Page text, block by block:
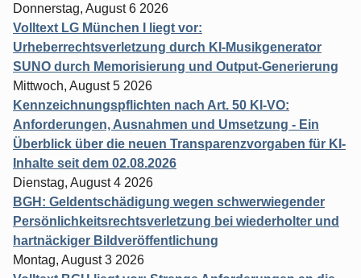
Donnerstag, August 6 2026
Volltext LG München I liegt vor:
Urheberrechtsverletzung durch KI-Musikgenerator
SUNO durch Memorisierung und Output-Generierung
Mittwoch, August 5 2026
Kennzeichnungspflichten nach Art. 50 KI-VO:
Anforderungen, Ausnahmen und Umsetzung - Ein
Überblick über die neuen Transparenzvorgaben für KI-
Inhalte seit dem 02.08.2026
Dienstag, August 4 2026
BGH: Geldentschädigung wegen schwerwiegender
Persönlichkeitsrechtsverletzung bei wiederholter und
hartnäckiger Bildveröffentlichung
Montag, August 3 2026